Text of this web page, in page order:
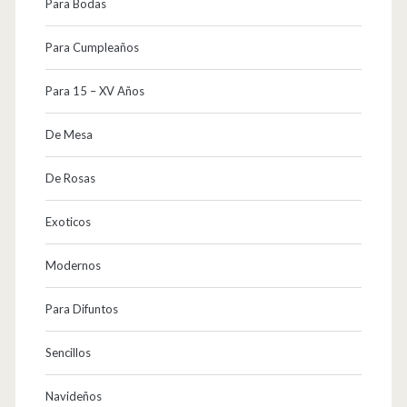
Para Bodas
Para Cumpleaños
Para 15 – XV Años
De Mesa
De Rosas
Exoticos
Modernos
Para Difuntos
Sencillos
Navideños